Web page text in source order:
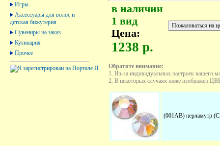
Игры
Аксессуары для волос и
детская бижутерия
Сувениры на заказ
Кулинария
Прочее
в наличии
1 вид
Цена:
1238 р.
Обратите внимание:
1. Из-за индивидуальных настроек вашего
2. В некоторых случаях ниже изображен
(001AB) перламутр